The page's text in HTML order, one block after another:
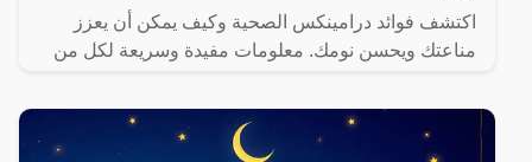
اكتشف فوائد درامينكس الصحية وكيف يمكن أن يعزز
مناعتك ويحسن نومك. معلومات مفيدة وسريعة لكل من